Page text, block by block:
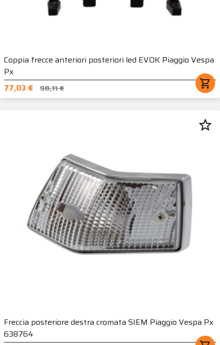
Coppia frecce anteriori posteriori led EVOK Piaggio Vespa
Px
77,03 €
98,11 € shopping_cart
Freccia posteriore destra cromata SIEM Piaggio Vespa Px
638764
star_border